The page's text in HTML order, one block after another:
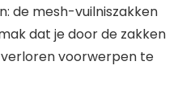
de mesh-vuilniszakken
dat je door de zakken
voorwerpen te